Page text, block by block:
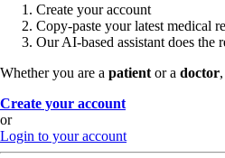
Create your account
Copy-paste your latest medical
Our AI-based assistant does the
Whether you are a patient or a doctor
Create your account
or
Login to your account